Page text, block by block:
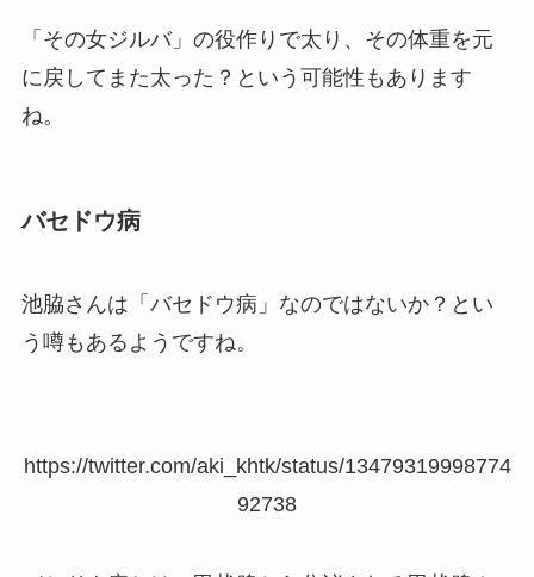
「その女ジルバ」の役作りで太り、その体重を元
に戻してまた太った？という可能性もあります
ね。
バセドウ病
池脇さんは「バセドウ病」なのではないか？とい
う噂もあるようですね。
https://twitter.com/aki_khtk/status/13479319998774
92738